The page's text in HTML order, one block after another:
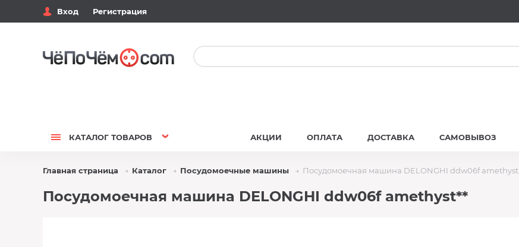
Вход Регистрация
КАТАЛОГ ТОВАРОВ АКЦИИ ОПЛАТА ДОСТАВКА САМОВЫВОЗ
Главная страница Каталог Посудомоечные машины Посудомоечная машина DELONGHI ddw06f amethyst
Посудомоечная машина DELONGHI ddw06f amethyst**